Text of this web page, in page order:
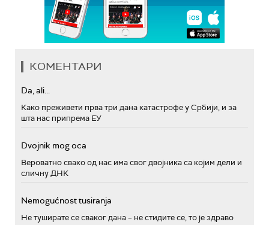
КОМЕНТАРИ
Da, ali...
Како преживети прва три дана катастрофе у Србији, и за
шта нас припрема ЕУ
Dvojnik mog oca
Вероватно свако од нас има свог двојника са којим дели и
сличну ДНК
Nemogućnost tusiranja
Не туширате се сваког дана – не стидите се, то је здраво